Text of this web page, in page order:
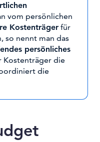
vom persönlichen
Kostenträger für
so nennt man das
persönliches
Kostenträger die
die